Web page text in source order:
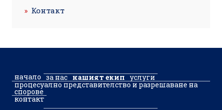
Контакт
начало за нас нашият екип услуги
процесуално представителство и разрешаване на
спорове
контакт